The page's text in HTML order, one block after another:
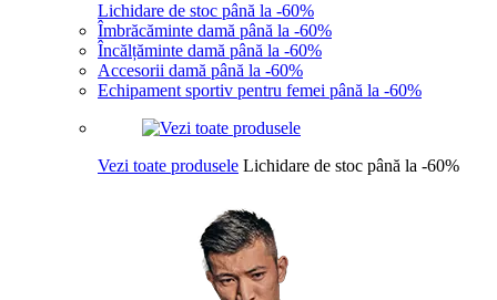
Lichidare de stoc până la -60%
Îmbrăcăminte damă până la -60%
Încălțăminte damă până la -60%
Accesorii damă până la -60%
Echipament sportiv pentru femei până la -60%
Vezi toate produsele Lichidare de stoc până la -60%